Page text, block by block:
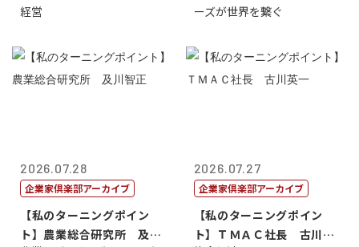
経営
ーズが世界を繋ぐ
2026.07.28
企業家倶楽部アーカイブ
【私のターニングポイン
ト】農業総合研究所 及川
2026.07.27
企業家倶楽部アーカイブ
【私のターニングポイン
ト】ＴＭＡＣ社長 古川英